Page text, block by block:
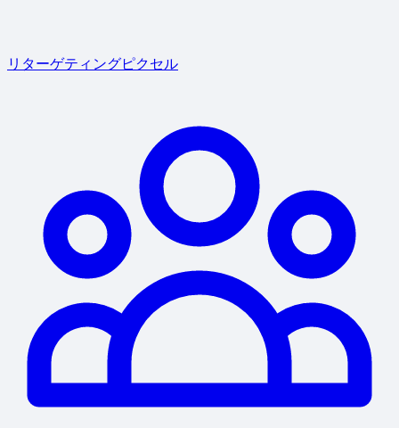
リターゲティングピクセル